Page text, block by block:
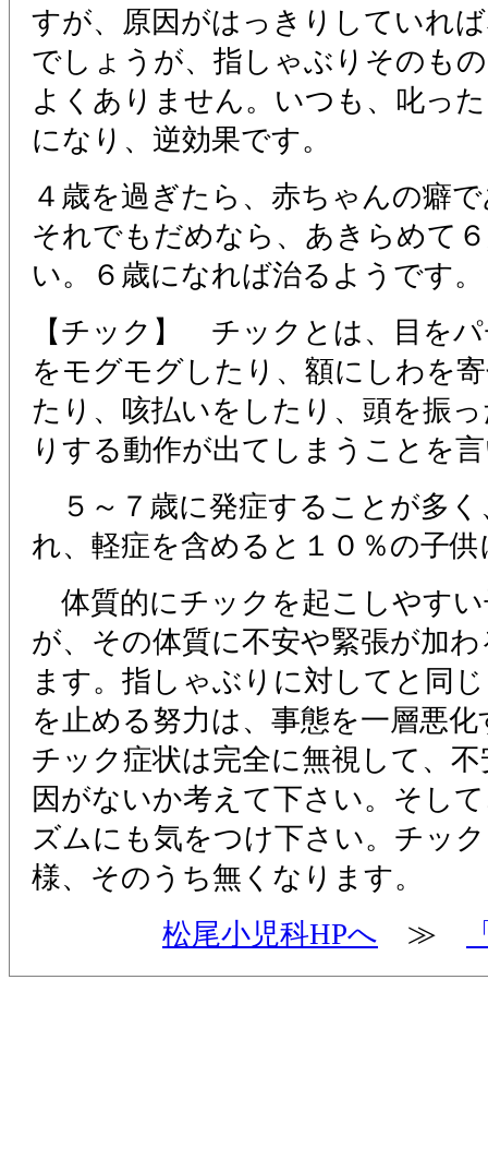
すが、原因がはっきりしていれ
でしょうが、指しゃぶりそのも
よくありません。いつも、叱っ
になり、逆効果です。
４歳を過ぎたら、赤ちゃんの癖
それでもだめなら、あきらめて
い。６歳になれば治るようです。
【チック】 チックとは、目を
をモグモグしたり、額にしわを
たり、咳払いをしたり、頭を振
りする動作が出てしまうことを
５～７歳に発症することが多く
れ、軽症を含めると１０％の子
体質的にチックを起こしやす
が、その体質に不安や緊張が加
ます。指しゃぶりに対してと同
を止める努力は、事態を一層悪
チック症状は完全に無視して、
因がないか考えて下さい。そし
ズムにも気をつけ下さい。チッ
様、そのうち無くなります。
松尾小児科HPへ ≫